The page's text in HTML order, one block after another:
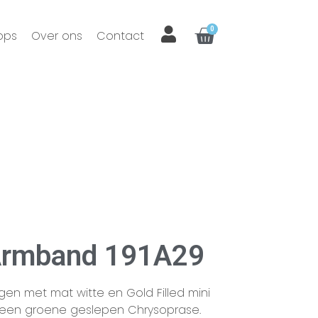
Over ons Contact 0
191A29
met mat witte en Gold Filled mini
groene geslepen Chrysoprase.